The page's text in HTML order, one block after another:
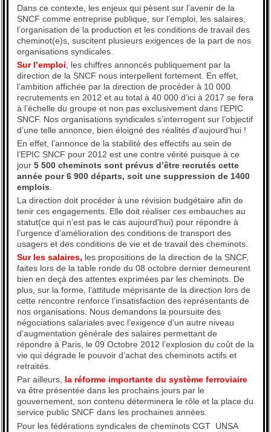
Dans ce contexte, les enjeux qui pèsent sur l’avenir de la
SNCF comme entreprise publique, sur l’emploi, les salaires,
l’organisation de la production et les conditions de travail des
cheminot(e)s, suscitent plusieurs exigences de la part de nos
organisations syndicales.
Sur l’emploi , les chiffres annoncés publiquement par la
direction de la SNCF nous interpellent fortement. En effet,
l’ambition affichée par la direction de procéder à 10 000
recrutements en 2012 et au total à 40 000 d’ici à 2017 se fera
à l’échelle du groupe et non pas exclusivement dans l’EPIC
SNCF. Nos organisations syndicales s’interrogent sur l’objectif
d’une telle annonce, bien éloigné des réalités d’aujourd’hui !
En effet, l’annonce de la stabilité des effectifs au sein de
l’EPIC SNCF pour 2012 est une contre vérité puisque à ce
jour 5 500 cheminots sont prévus d’être recrutés cette
année pour 6 900 départs, soit une suppression de 1400
emplois
La direction doit procéder à une révision budgétaire afin de
tenir ces engagements. Elle doit réaliser ces embauches au
statut(ce qui n’est pas le cas aujourd’hui) pour répondre à
l’urgence d’amélioration des conditions de transport des
usagers et des conditions de vie et de travail des cheminots.
Sur les salaires, les propositions de la direction de la SNCF,
faites lors de la table ronde du 08 octobre dernier demeurent
bien en deçà des attentes exprimées par les cheminots. De
plus, sur la forme, l’attitude méprisante de la direction lors de
cette rencontre renforce l’insatisfaction des représentants de
nos organisations. Nous demandons la poursuite des
négociations salariales avec l’exigence d’un autre niveau
d’augmentation générale des salaires permettant de
répondre à Paris, le 09 Octobre 2012 l’explosion du coût de la
vie qui dégrade le pouvoir d’achat des cheminots actifs et
retraités.
Par ailleurs, la réforme importante du système ferroviaire
va être présentée dans les prochains jours par le
gouvernement, son contenu déterminera le rôle et la place du
service public SNCF dans les prochaines années.
Pour les fédérations syndicales de cheminots CGT  UNSA 